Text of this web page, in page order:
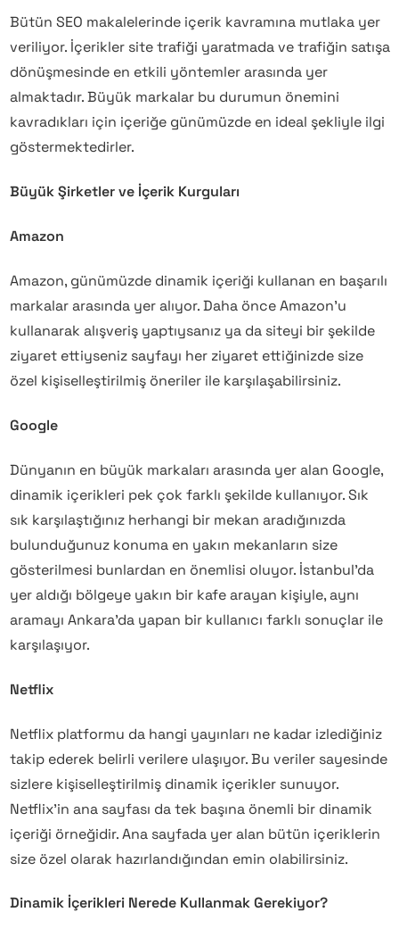
Bütün SEO makalelerinde içerik kavramına mutlaka yer
veriliyor. İçerikler site trafiği yaratmada ve trafiğin satışa
dönüşmesinde en etkili yöntemler arasında yer
almaktadır. Büyük markalar bu durumun önemini
kavradıkları için içeriğe günümüzde en ideal şekliyle ilgi
göstermektedirler.
Büyük Şirketler ve İçerik Kurguları
Amazon
Amazon, günümüzde dinamik içeriği kullanan en başarılı
markalar arasında yer alıyor. Daha önce Amazon’u
kullanarak alışveriş yaptıysanız ya da siteyi bir şekilde
ziyaret ettiyseniz sayfayı her ziyaret ettiğinizde size
özel kişiselleştirilmiş öneriler ile karşılaşabilirsiniz.
Google
Dünyanın en büyük markaları arasında yer alan Google,
dinamik içerikleri pek çok farklı şekilde kullanıyor. Sık
sık karşılaştığınız herhangi bir mekan aradığınızda
bulunduğunuz konuma en yakın mekanların size
gösterilmesi bunlardan en önemlisi oluyor. İstanbul’da
yer aldığı bölgeye yakın bir kafe arayan kişiyle, aynı
aramayı Ankara’da yapan bir kullanıcı farklı sonuçlar ile
karşılaşıyor.
Netflix
Netflix platformu da hangi yayınları ne kadar izlediğiniz
takip ederek belirli verilere ulaşıyor. Bu veriler sayesinde
sizlere kişiselleştirilmiş dinamik içerikler sunuyor.
Netflix’in ana sayfası da tek başına önemli bir dinamik
içeriği örneğidir. Ana sayfada yer alan bütün içeriklerin
size özel olarak hazırlandığından emin olabilirsiniz.
Dinamik İçerikleri Nerede Kullanmak Gerekiyor?